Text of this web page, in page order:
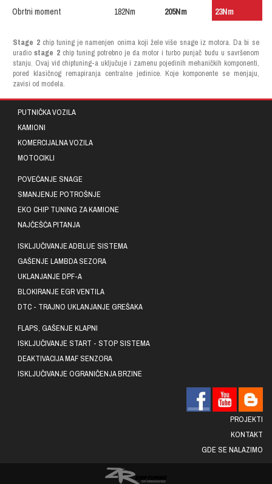
Obrtni moment
182Nm 205Nm 23Nm
Stage 2chip tuning je namenjen onima koji žele više snage iz motora. Da bi se
uradiostage 2chip tuning potrebno je da motor i turbo punjač budu u savršenom
stanju. Ovaj vid chiptuning-a uključuje i zamenu pojedinih mehaničkih komponenti,
pored klasičnog remapiranja centralne jedinice. Koje komponente se menjaju,
zavisi od modela.
PUTNIČKA VOZILA
KAMIONI
KOMERCIJALNA VOZILA
MOTOCIKLI
POVEĆANJE SNAGE
SMANJENJE POTROŠNJE
EKO CHIP TUNING ZA KAMIONE
NAJČEŠĆA PITANJA
ISKLJUČIVANJE ADBLUE SISTEMA
GAŠENJE LAMBDA SEZORA
UKLANJANJE DPF-A
BLOKIRANJE EGR VENTILA
DTC - TRAJNO UKLANJANJE GREŠAKA
FLAPS, GAŠENJE KLAPNI
ISKLJUČIVANJE START - STOP SISTEMA
DEAKTIVACIJA MAF SENZORA
ISKLJUČIVANJE OGRANIČENJA BRZINE
PROJEKTI
KONTAKT
GDE SE NALAZIMO